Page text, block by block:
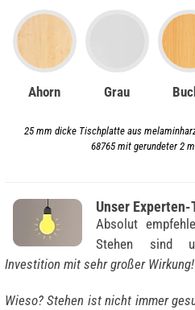
Ahorn Grau
25 mm dicke Tischplatte aus
68765 mit gerundeter 2
Unser
Absolut
Stehen sind
Investition mit sehr großer Wirkung!
Wieso? Stehen ist nicht immer